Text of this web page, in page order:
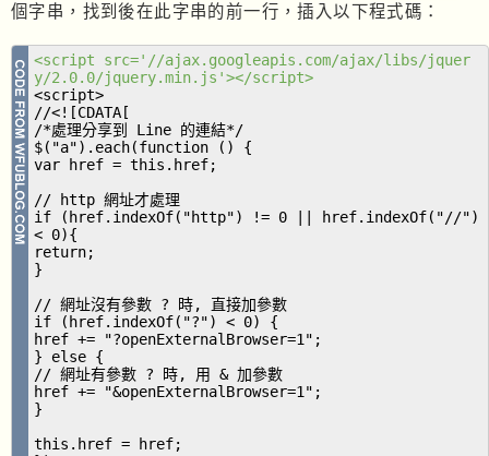
個字串，找到後在此字串的前一行，插入以下程式碼：
<script src='//ajax.googleapis.com/ajax/libs/jquer
y/2.0.0/jquery.min.js'></script>
<script>
//<![CDATA[
/*處理分享到 Line 的連結*/
$("a").each(function () {
var href = this.href;
// http 網址才處理
if (href.indexOf("http") != 0 || href.indexOf("//")
< 0){
return;
}
// 網址沒有參數 ? 時, 直接加參數
if (href.indexOf("?") < 0) {
href += "?openExternalBrowser=1";
} else {
// 網址有參數 ? 時, 用 & 加參數
href += "&openExternalBrowser=1";
}
this.href = href;